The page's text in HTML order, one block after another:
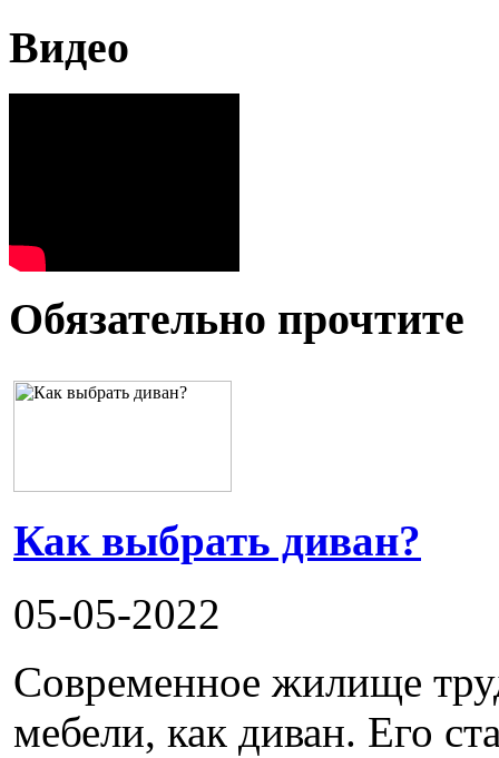
Видео
Обязательно прочтите
Как выбрать диван?
05-05-2022
Современное жилище
мебели, как диван. Его